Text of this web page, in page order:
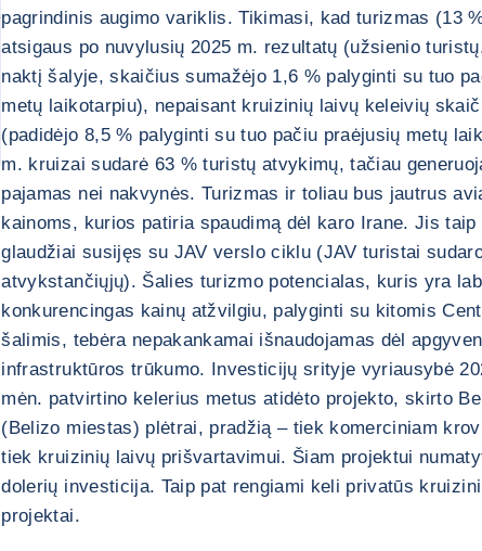
pagrindinis augimo variklis. Tikimasi, kad turizmas (13
atsigaus po nuvylusių 2025 m. rezultatų (užsienio
naktį šalyje, skaičius sumažėjo 1,6 % palyginti su tuo
metų laikotarpiu), nepaisant kruizinių laivų keleivių
(padidėjo 8,5 % palyginti su tuo pačiu praėjusių metų
m. kruizai sudarė 63 % turistų atvykimų, tačiau
pajamas nei nakvynės. Turizmas ir toliau bus jautrus
kainoms, kurios patiria spaudimą dėl karo Irane. Jis taip
glaudžiai susijęs su JAV verslo ciklu (JAV turistai
atvykstančiųjų). Šalies turizmo potencialas, kuris yra
konkurencingas kainų atžvilgiu, palyginti su kitomis
šalimis, tebėra nepakankamai išnaudojamas dėl
infrastruktūros trūkumo. Investicijų srityje vyriausybė
mėn. patvirtino kelerius metus atidėto projekto, skirto
(Belizo miestas) plėtrai, pradžią – tiek komerciniam
tiek kruizinių laivų prišvartavimui. Šiam projektui
dolerių investicija. Taip pat rengiami keli privatūs
projektai.